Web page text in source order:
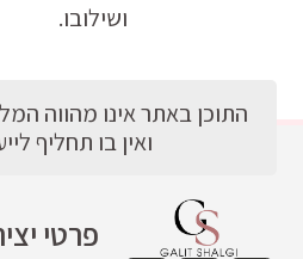
ושילובו.
פרטי
התוכן באתר אינו מהווה
ואין בו תחליף